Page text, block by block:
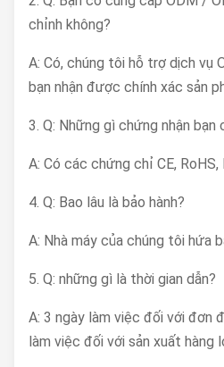
chỉnh không?
A: Có, chúng tôi hỗ trợ dịch vụ
bạn nhận được chính xác sản
3. Q: Những gì chứng nhận bạn
A: Có các chứng chỉ CE, RoHS,
4. Q: Bao lâu là bảo hành?
A: Nhà máy của chúng tôi hứa
5. Q: những gì là thời gian dẫn?
A: 3 ngày làm việc đối với đơn
làm việc đối với sản xuất hàng